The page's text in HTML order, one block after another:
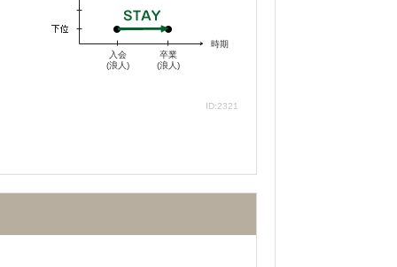
時期
入会
(浪人)
卒業
(浪人)
ID:2321